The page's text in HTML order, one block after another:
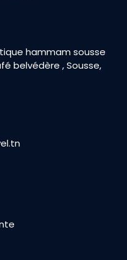
hammam sousse
belvédère , Sousse,